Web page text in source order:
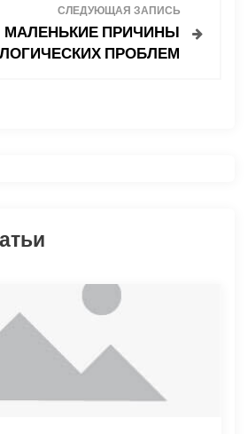
СЛЕДУЮЩАЯ ЗАПИСЬ
МАЛЕНЬКИЕ ПРИЧИНЫ
ПРОБЛЕМ